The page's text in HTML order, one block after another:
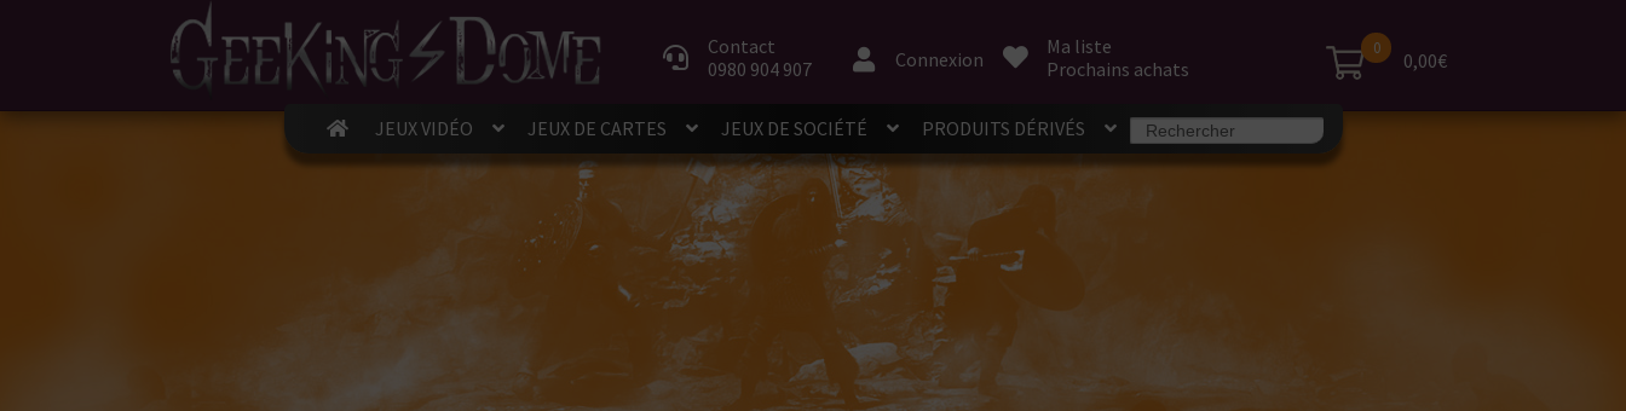
àau
contenu
Contact
0980 904 907
Connexion
Ma liste
Prochains achats
JEUX VIDÉO JEUX DE CARTES JEUX DE SOCIÉTÉ PRODUITS DÉRIVÉS
Search
for:
0
0,00€